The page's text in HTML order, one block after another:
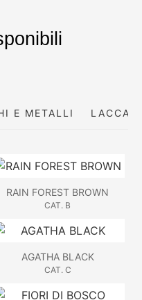
E METALLI LACCATI
RAIN FOREST BROWN
CAT. B
AGATHA BLACK
CAT. C